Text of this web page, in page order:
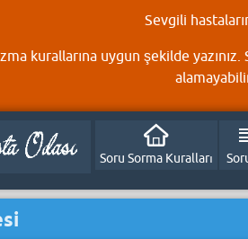
Sevgili
kurallarına uygun şekilde
Soru Sorma Kuralları